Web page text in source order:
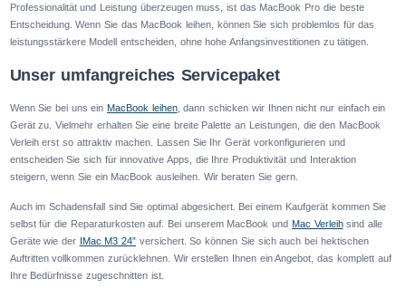
Professionalität und Leistung überzeugen muss, ist das MacBook Pro die beste
Entscheidung. Wenn Sie das MacBook leihen, können Sie sich problemlos für das
leistungsstärkere Modell entscheiden, ohne hohe Anfangsinvestitionen zu tätigen.
Unser umfangreiches Servicepaket
Wenn Sie bei uns ein MacBook leihen, dann schicken wir Ihnen nicht nur einfach ein
Gerät zu. Vielmehr erhalten Sie eine breite Palette an Leistungen, die den MacBook
Verleih erst so attraktiv machen. Lassen Sie Ihr Gerät vorkonfigurieren und
entscheiden Sie sich für innovative Apps, die Ihre Produktivität und Interaktion
steigern, wenn Sie ein MacBook ausleihen. Wir beraten Sie gern.
Auch im Schadensfall sind Sie optimal abgesichert. Bei einem Kaufgerät kommen Sie
selbst für die Reparaturkosten auf. Bei unserem MacBook und Mac Verleihsind alle
Geräte wie der IMac M3 24” versichert. So können Sie sich auch bei hektischen
Auftritten vollkommen zurücklehnen. Wir erstellen Ihnen ein Angebot, das komplett auf
Ihre Bedürfnisse zugeschnitten ist.